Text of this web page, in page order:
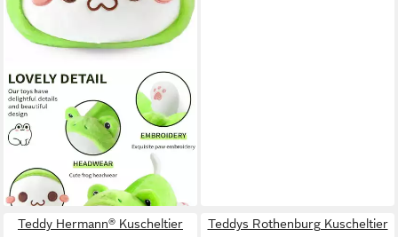
LUXUSKOLLEKTION
Kuscheltier Plüschtier
Kuscheltier Stofftier Kawaii
30cm Grüne Frosch Katze
56,95 €
lieferbar - in 3-4 Werktagen bei dir
Teddy Hermann® Kuscheltier
Teddys Rothenburg Kuscheltier